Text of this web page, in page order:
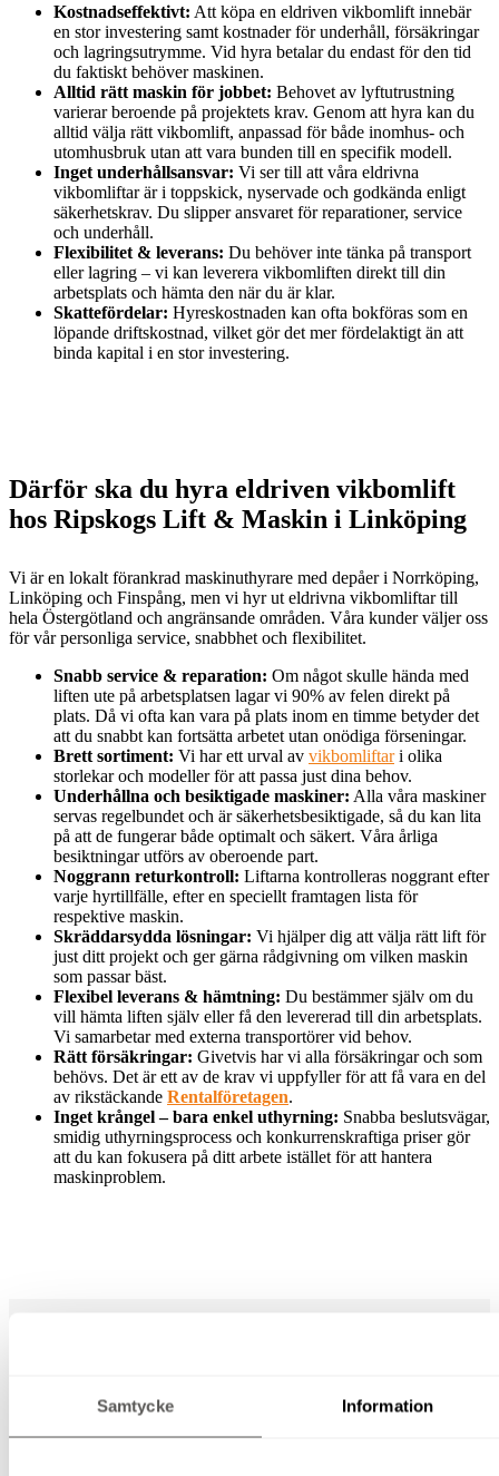
Samtycke Information
Kostnadseffektivt: Att köpa en eldriven vikbomlift innebär
en stor investering samt kostnader för underhåll, försäkringar
och lagringsutrymme. Vid hyra betalar du endast för den tid
du faktiskt behöver maskinen.
Alltid rätt maskin för jobbet: Behovet av lyftutrustning
varierar beroende på projektets krav. Genom att hyra kan du
alltid välja rätt vikbomlift, anpassad för både inomhus- och
utomhusbruk utan att vara bunden till en specifik modell.
Inget underhållsansvar: Vi ser till att våra eldrivna
vikbomliftar är i toppskick, nyservade och godkända enligt
säkerhetskrav. Du slipper ansvaret för reparationer, service
och underhåll.
Flexibilitet & leverans: Du behöver inte tänka på transport
eller lagring – vi kan leverera vikbomliften direkt till din
arbetsplats och hämta den när du är klar.
Skattefördelar: Hyreskostnaden kan ofta bokföras som en
löpande driftskostnad, vilket gör det mer fördelaktigt än att
binda kapital i en stor investering.
Därför ska du hyra eldriven vikbomlift
hos Ripskogs Lift & Maskin i Linköping
Vi är en lokalt förankrad maskinuthyrare med depåer i Norrköping,
Linköping och Finspång, men vi hyr ut eldrivna vikbomliftar till
hela Östergötland och angränsande områden. Våra kunder väljer oss
för vår personliga service, snabbhet och flexibilitet.
Snabb service & reparation: Om något skulle hända med
liften ute på arbetsplatsen lagar vi 90% av felen direkt på
plats. Då vi ofta kan vara på plats inom en timme betyder det
att du snabbt kan fortsätta arbetet utan onödiga förseningar.
Brett sortiment: Vi har ett urval av vikbomliftari olika
storlekar och modeller för att passa just dina behov.
Underhållna och besiktigade maskiner: Alla våra maskiner
servas regelbundet och är säkerhetsbesiktigade, så du kan lita
på att de fungerar både optimalt och säkert. Våra årliga
besiktningar utförs av oberoende part.
Noggrann returkontroll: Liftarna kontrolleras noggrant efter
varje hyrtillfälle, efter en speciellt framtagen lista för
respektive maskin.
Skräddarsydda lösningar: Vi hjälper dig att välja rätt lift för
just ditt projekt och ger gärna rådgivning om vilken maskin
som passar bäst.
Flexibel leverans & hämtning: Du bestämmer själv om du
vill hämta liften själv eller få den levererad till din arbetsplats.
Vi samarbetar med externa transportörer vid behov.
Rätt försäkringar: Givetvis har vi alla försäkringar och som
behövs. Det är ett av de krav vi uppfyller för att få vara en del
av rikstäckande Rentalföretagen.
Inget krångel – bara enkel uthyrning: Snabba beslutsvägar,
smidig uthyrningsprocess och konkurrenskraftiga priser gör
att du kan fokusera på ditt arbete istället för att hantera
maskinproblem.